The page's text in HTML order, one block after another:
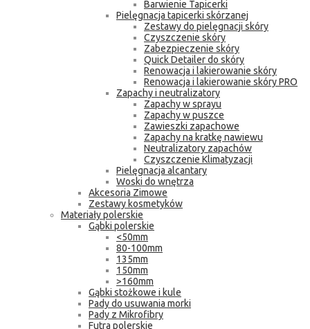
Barwienie Tapicerki
Pielęgnacja tapicerki skórzanej
Zestawy do pielęgnacji skóry
Czyszczenie skóry
Zabezpieczenie skóry
Quick Detailer do skóry
Renowacja i lakierowanie skóry
Renowacja i lakierowanie skóry PRO
Zapachy i neutralizatory
Zapachy w sprayu
Zapachy w puszce
Zawieszki zapachowe
Zapachy na kratkę nawiewu
Neutralizatory zapachów
Czyszczenie Klimatyzacji
Pielęgnacja alcantary
Woski do wnętrza
Akcesoria Zimowe
Zestawy kosmetyków
Materiały polerskie
Gąbki polerskie
<50mm
80-100mm
135mm
150mm
>160mm
Gąbki stożkowe i kule
Pady do usuwania morki
Pady z Mikrofibry
Futra polerskie